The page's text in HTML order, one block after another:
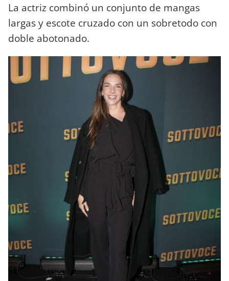
La actriz combinó un conjunto de mangas
largas y escote cruzado con un sobretodo con
doble abotonado.